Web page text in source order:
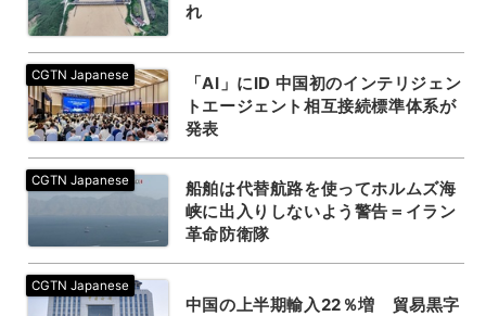
れ
「AI」にID 中国初のインテリジェン
トエージェント相互接続標準体系が
発表
船舶は代替航路を使ってホルムズ海
峡に出入りしないよう警告＝イラン
革命防衛隊
中国の上半期輸入22％増 貿易黒字